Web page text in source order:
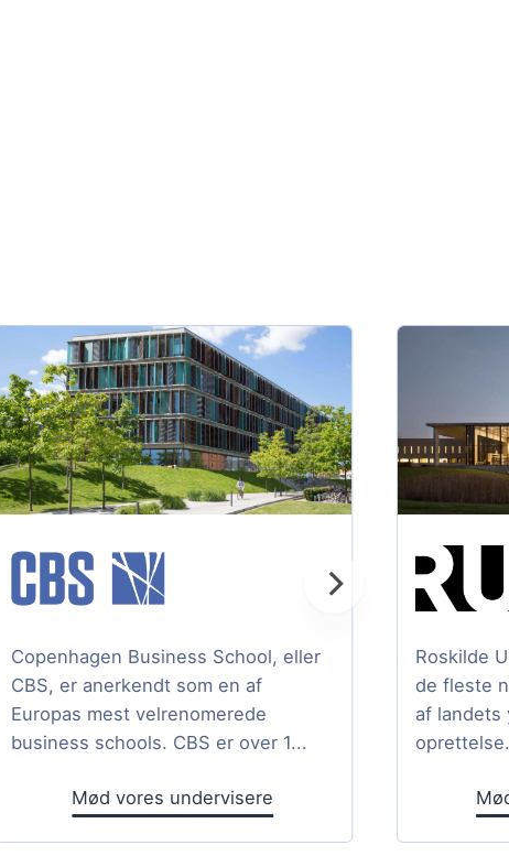
Copenhagen Business School, eller
CBS, er anerkendt som en af
Europas mest velrenomerede
business schools. CBS er over 1...
Mød vores undervisere
Roskilde
de fleste
af landets